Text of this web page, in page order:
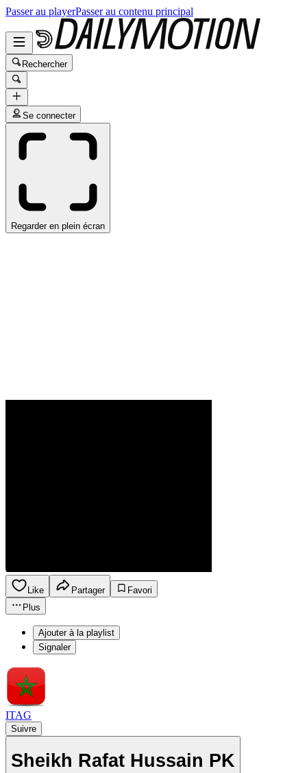
Passer au playerPasser au contenu principal
Rechercher
Se connecter
Regarder en plein écran
Like Partager
Favori
Plus
Ajouter à la playlist
Signaler
ITAG
Suivre
Sheikh Rafat Hussain PK